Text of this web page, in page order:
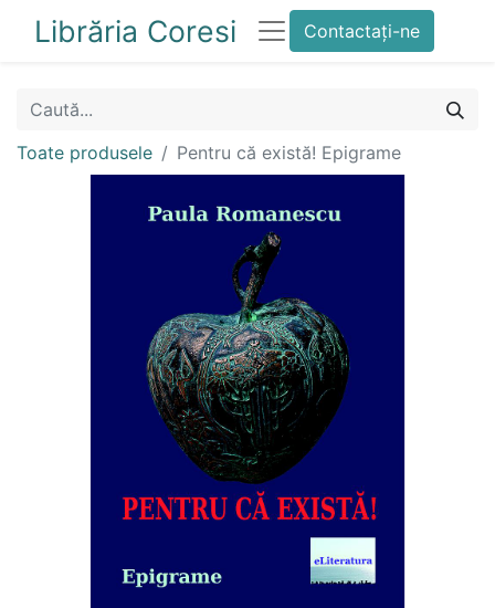
Librăria Coresi Contactați-ne
Toate produsele Pentru că există! Epigrame